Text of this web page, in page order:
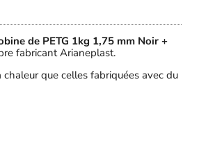
de PETG 1kg 1,75 mm Noir +
fabricant Arianeplast.
que celles fabriquées avec du